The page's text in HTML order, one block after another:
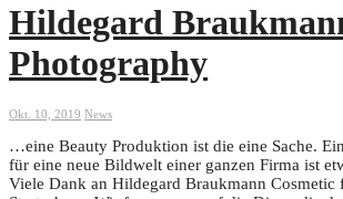
Hildegard
Photography
Okt. 10, 2019 News
…eine Beauty Produktion ist die eine Sache.
für eine neue Bildwelt einer ganzen Firma ist
Viele Dank an Hildegard Braukmann Cosmetic